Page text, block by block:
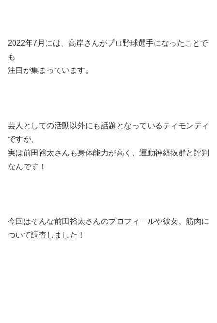
2022年7月には、高岸さんがプロ野球選手になったことで
も
注目が集まっています。
芸人としての活動以外にも話題となっているティモンディ
ですが、
実は前田裕太さんも身体能力が高く、運動神経抜群と評判
なんです！
今回はそんな前田裕太さんのプロフィールや彼女、筋肉に
ついて調査しました！